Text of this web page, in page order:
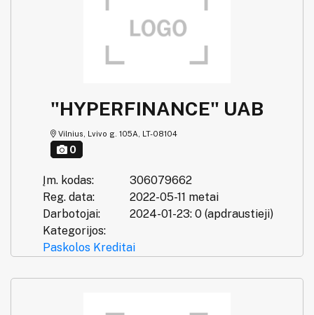
"HYPERFINANCE" UAB
Vilnius, Lvivo g. 105A, LT-08104
0
Įm. kodas:
306079662
Reg. data:
2022-05-11 metai
Darbotojai:
2024-01-23: 0 (apdraustieji)
Kategorijos:
Paskolos Kreditai